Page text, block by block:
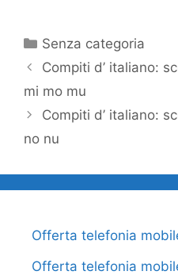
Categorie
Senza categoria
Compiti d’ italiano:
mi mo mu
Compiti d’ italiano:
no nu
Offerta telefonia
Offerta telefonia